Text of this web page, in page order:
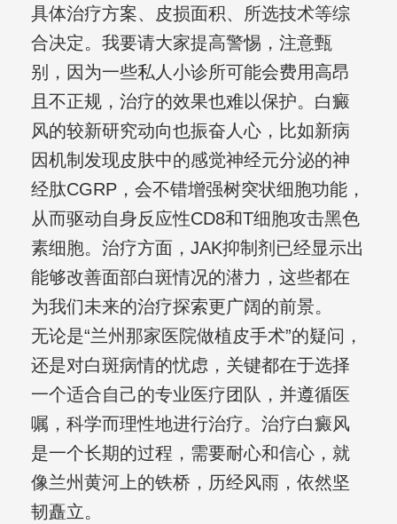
具体治疗方案、皮损面积、所选技术等综
合决定。我要请大家提高警惕，注意甄
别，因为一些私人小诊所可能会费用高昂
且不正规，治疗的效果也难以保护。白癜
风的较新研究动向也振奋人心，比如新病
因机制发现皮肤中的感觉神经元分泌的神
经肽CGRP，会不错增强树突状细胞功能，
从而驱动自身反应性CD8和T细胞攻击黑色
素细胞。治疗方面，JAK抑制剂已经显示出
能够改善面部白斑情况的潜力，这些都在
为我们未来的治疗探索更广阔的前景。
无论是“兰州那家医院做植皮手术”的疑问，
还是对白斑病情的忧虑，关键都在于选择
一个适合自己的专业医疗团队，并遵循医
嘱，科学而理性地进行治疗。治疗白癜风
是一个长期的过程，需要耐心和信心，就
像兰州黄河上的铁桥，历经风雨，依然坚
韧矗立。